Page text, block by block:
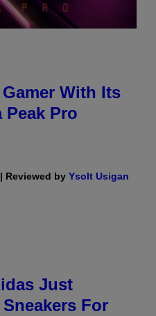
With Its
Peak Pro
| Reviewed by Ysolt Usigan
Just
For